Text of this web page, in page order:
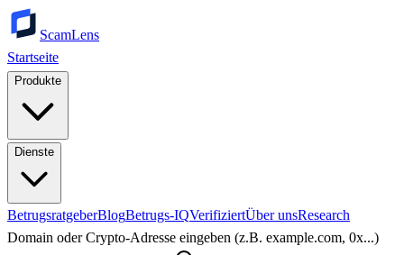
ScamLens
Startseite
Produkte
Dienste
BetrugsratgeberBlogBetrugs-IQVerifiziertÜber unsResearch
Domain oder Crypto-Adresse eingeben (z.B. example.com, 0x...)